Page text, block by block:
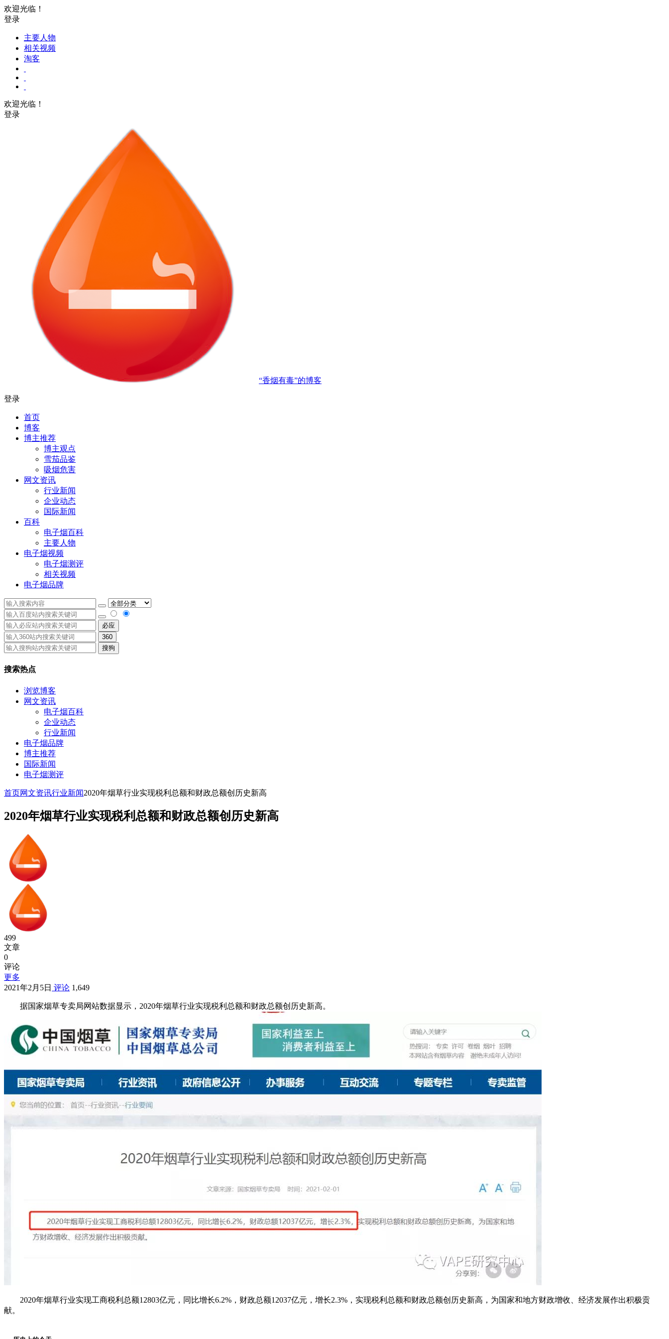
欢迎光临！
登录
主要人物
相关视频
淘客
欢迎光临！
登录
“香烟有毒”的博客
登录
首页
博客
博主推荐
博主观点
雪茄品鉴
吸烟危害
网文资讯
行业新闻
企业动态
国际新闻
百科
电子烟百科
主要人物
电子烟视频
电子烟测评
相关视频
电子烟品牌
必应
360
搜狗
搜索热点
浏览博客
网文资讯
电子烟百科
企业动态
行业新闻
电子烟品牌
博主推荐
国际新闻
电子烟测评
首页网文资讯行业新闻2020年烟草行业实现税利总额和财政总额创历史新高
2020年烟草行业实现税利总额和财政总额创历史新高
499
文章
0
评论
更多
2021年2月5日 评论 1,649
据国家烟草专卖局网站数据显示，2020年烟草行业实现税利总额和财政总额创历史新高。
2020年烟草行业实现工商税利总额12803亿元，同比增长6.2%，财政总额12037亿元，增长2.3%，实现税利总额和财政总额创历史新高，为国家和地方财政增收、经济发展作出积极贡
献。